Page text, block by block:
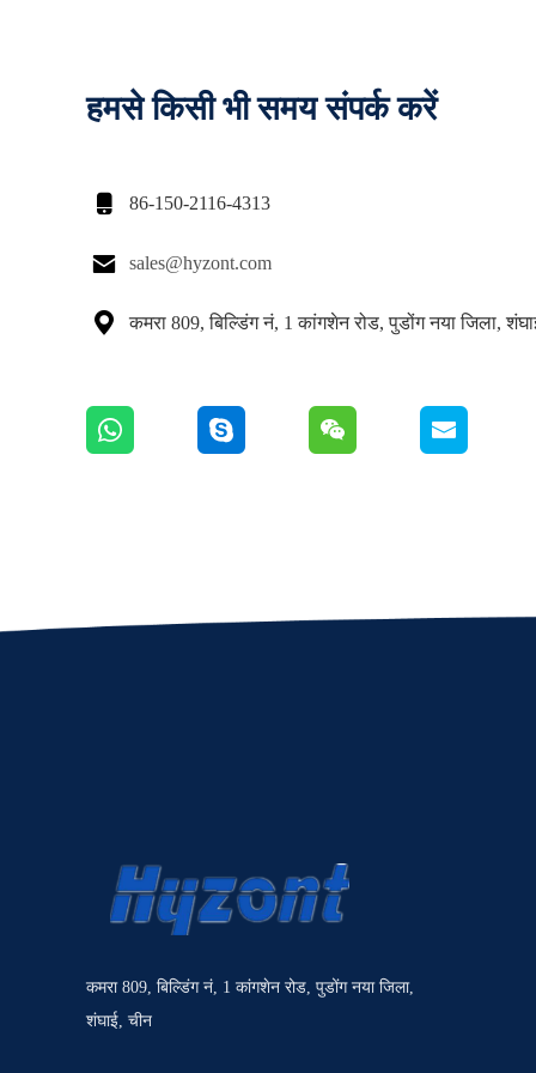
हमसे किसी भी समय संपर्क करें
 86-150-2116-4313
 sales@hyzont.com
 कमरा 809, बिल्डिंग नं, 1 कांगशेन रोड, पुडोंग नया जिला,
कमरा 809, बिल्डिंग नं, 1 कांगशेन रोड, पुडोंग नया जिला,
शंघाई, चीन